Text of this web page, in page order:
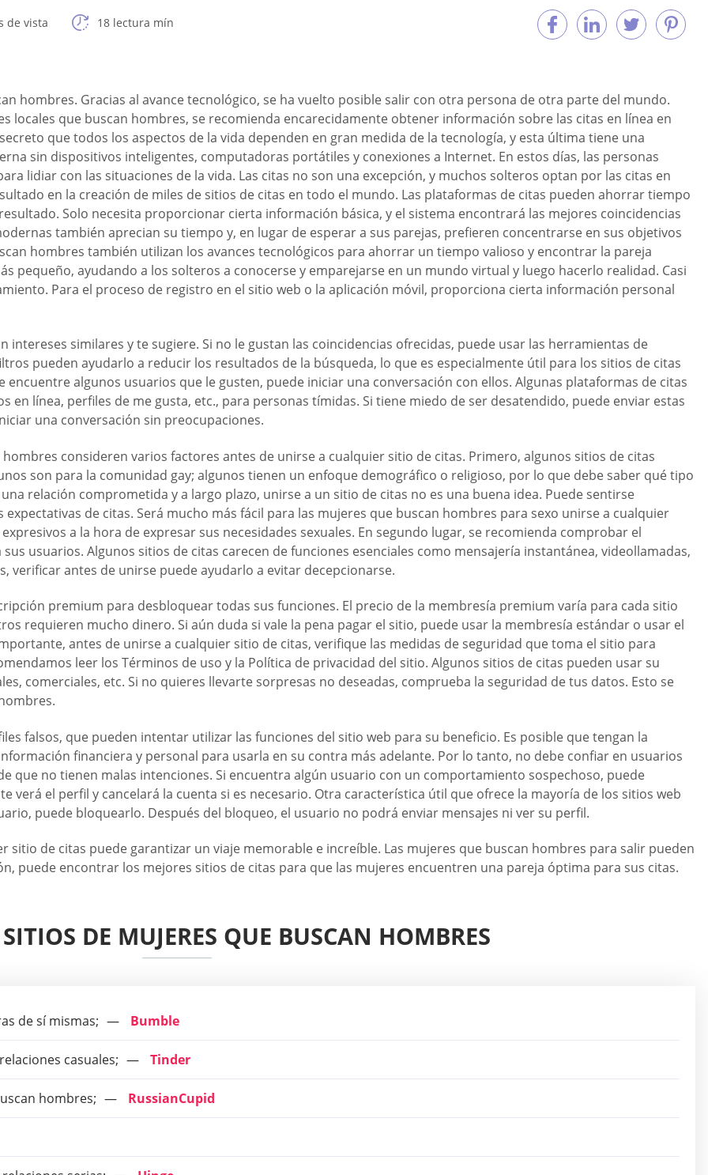
de vista 18 lectura mín
hombres. Gracias al avance tecnológico, se ha vuelto posible salir con otra persona de otra parte del mundo.
locales que buscan hombres, se recomienda encarecidamente obtener información sobre las citas en línea en
que todos los aspectos de la vida dependen en gran medida de la tecnología, y esta última tiene una
sin dispositivos inteligentes, computadoras portátiles y conexiones a Internet. En estos días, las personas
lidiar con las situaciones de la vida. Las citas no son una excepción, y muchos solteros optan por las citas en
en la creación de miles de sitios de citas en todo el mundo. Las plataformas de citas pueden ahorrar tiempo
Solo necesita proporcionar cierta información básica, y el sistema encontrará las mejores coincidencias
también aprecian su tiempo y, en lugar de esperar a sus parejas, prefieren concentrarse en sus objetivos
hombres también utilizan los avances tecnológicos para ahorrar un tiempo valioso y encontrar la pareja
pequeño, ayudando a los solteros a conocerse y emparejarse en un mundo virtual y luego hacerlo realidad. Casi
Para el proceso de registro en el sitio web o la aplicación móvil, proporciona cierta información personal
intereses similares y te sugiere. Si no le gustan las coincidencias ofrecidas, puede usar las herramientas de
pueden ayudarlo a reducir los resultados de la búsqueda, lo que es especialmente útil para los sitios de citas
encuentre algunos usuarios que le gusten, puede iniciar una conversación con ellos. Algunas plataformas de citas
línea, perfiles de me gusta, etc., para personas tímidas. Si tiene miedo de ser desatendido, puede enviar estas
una conversación sin preocupaciones.
consideren varios factores antes de unirse a cualquier sitio de citas. Primero, algunos sitios de citas
son para la comunidad gay; algunos tienen un enfoque demográfico o religioso, por lo que debe saber qué tipo
relación comprometida y a largo plazo, unirse a un sitio de citas no es una buena idea. Puede sentirse
de citas. Será mucho más fácil para las mujeres que buscan hombres para sexo unirse a cualquier
a la hora de expresar sus necesidades sexuales. En segundo lugar, se recomienda comprobar el
usuarios. Algunos sitios de citas carecen de funciones esenciales como mensajería instantánea, videollamadas,
verificar antes de unirse puede ayudarlo a evitar decepcionarse.
premium para desbloquear todas sus funciones. El precio de la membresía premium varía para cada sitio
requieren mucho dinero. Si aún duda si vale la pena pagar el sitio, puede usar la membresía estándar o usar el
antes de unirse a cualquier sitio de citas, verifique las medidas de seguridad que toma el sitio para
leer los Términos de uso y la Política de privacidad del sitio. Algunos sitios de citas pueden usar su
comerciales, etc. Si no quieres llevarte sorpresas no deseadas, comprueba la seguridad de tus datos. Esto se
falsos, que pueden intentar utilizar las funciones del sitio web para su beneficio. Es posible que tengan la
financiera y personal para usarla en su contra más adelante. Por lo tanto, no debe confiar en usuarios
que no tienen malas intenciones. Si encuentra algún usuario con un comportamiento sospechoso, puede
verá el perfil y cancelará la cuenta si es necesario. Otra característica útil que ofrece la mayoría de los sitios web
puede bloquearlo. Después del bloqueo, el usuario no podrá enviar mensajes ni ver su perfil.
sitio de citas puede garantizar un viaje memorable e increíble. Las mujeres que buscan hombres para salir pueden
puede encontrar los mejores sitios de citas para que las mujeres encuentren una pareja óptima para sus citas.
DE MUJERES QUE BUSCAN HOMBRES
de sí mismas; Bumble
casuales; Tinder
hombres; RussianCupid